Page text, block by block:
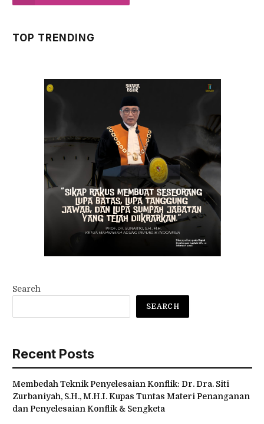
TOP TRENDING
Search
SEARCH
Recent Posts
Membedah Teknik Penyelesaian Konflik: Dr. Dra. Siti
Zurbaniyah, S.H., M.H.I. Kupas Tuntas Materi Penanganan
dan Penyelesaian Konflik & Sengketa